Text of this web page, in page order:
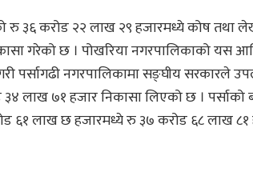
रु ३६ करोड २२ लाख २९ हजारमध्ये कोष तथा
गरेको छ । पोखरिया नगरपालिकाको यस
पर्सागढी नगरपालिकामा सङ्घीय सरकारले
लाख ७१ हजार निकासा लिएको छ । पर्साको
६१ लाख छ हजारमध्ये रु ३७ करोड ६८ लाख ८१